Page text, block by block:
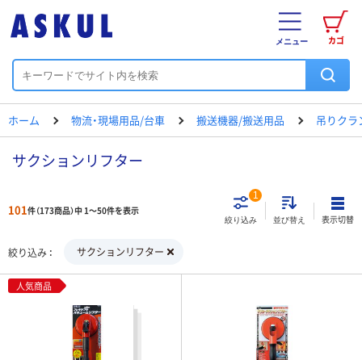
カゴ
メニュー
ホーム 物流・現場用品/台車 搬送機器/搬送用品 吊りクラ
サクションリフター
101件（173商品）中 1～50件を表示
絞り込み
1
並び替え 表示切替
絞り込み サクションリフター
人気商品